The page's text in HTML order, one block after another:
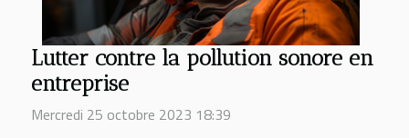
Lutter contre la pollution sonore en
entreprise
Mercredi 25 octobre 2023 18:39